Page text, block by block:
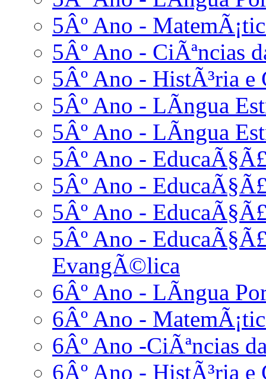
5Âº Ano -
5Âº Ano - CiÃªncias
5Âº Ano - HistÃ³ria e
5Âº Ano - LÃ­ngua
5Âº Ano - LÃ­ngua
5Âº Ano -
5Âº Ano -
5Âº Ano -
5Âº Ano -
EvangÃ©lica
6Âº Ano - LÃ­ngua
6Âº Ano -
6Âº Ano -CiÃªncias
6Âº Ano - HistÃ³ria e